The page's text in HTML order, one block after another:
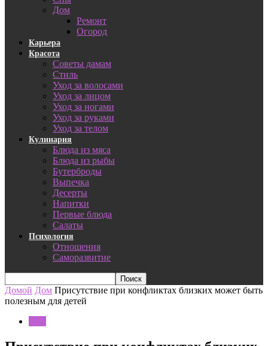
Дом
Ремонт
Огород
Карьера
Красота
Советы дамам
Стиль
Уход за волосами
Уход за лицом
Уход за ногами
Уход за руками
Уход за телом
Кулинария
Блюда из мяса
Блюда из рыбы
Бутерброды
Выпечка
Десерты
Напитки
Первые блюда
Салаты
Психология
Отношения
Саморазвитие
Домой Дом Присутствие при конфликтах близких может быть
полезным для детей